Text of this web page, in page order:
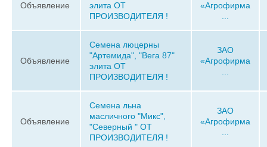
Объявление
элита ОТ
ПРОИЗВОДИТЕЛЯ !
«Агрофирма
Объявление
Семена люцерны
"Артемида", "Вега 87"
элита ОТ
ПРОИЗВОДИТЕЛЯ !
ЗАО
«Агрофирма
Объявление
Семена льна
масличного "Микс",
"Северный " ОТ
ПРОИЗВОДИТЕЛЯ !
ЗАО
«Агрофирма